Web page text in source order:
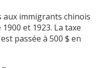
aux immigrants chinois
et 1923. La taxe
passée à 500 $ en